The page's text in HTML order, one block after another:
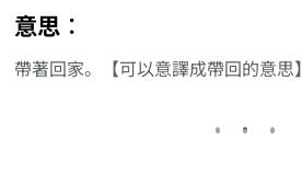
意思︰
帶著回家。【可以意譯成帶回的意思】